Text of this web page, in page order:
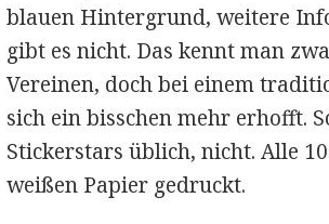
blauen Hintergrund, weitere
gibt es nicht. Das kennt man
Vereinen, doch bei einem
sich ein bisschen mehr erhofft.
Stickerstars üblich, nicht. Alle
weißen Papier gedruckt.